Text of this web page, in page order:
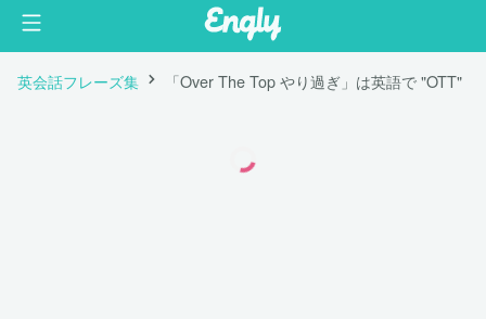
英会話フレーズ集 「Over The Top やり過ぎ」は英語で "OTT"